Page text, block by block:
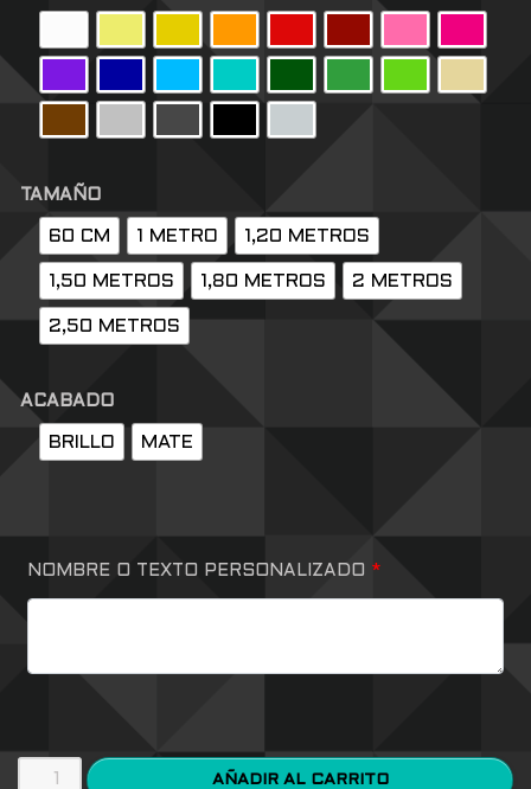
TAMAÑO
60 CM 1 METRO 1,20 METROS
1,50 METROS 1,80 METROS 2 METROS
2,50 METROS
ACABADO
BRILLO MATE
NOMBRE O TEXTO PERSONALIZADO *
AÑADIR AL CARRITO